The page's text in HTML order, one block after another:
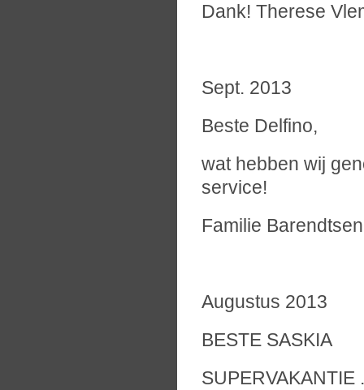
Dank! Therese
Sept. 2013
Beste Delfino,
wat hebben wij
service!
Familie Barendtsen
Augustus 2013
BESTE SASKIA
SUPERVAKANTIE